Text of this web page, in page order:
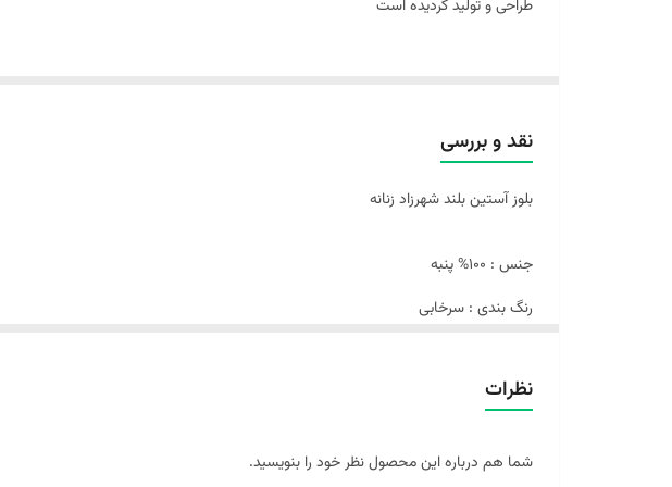
طراحی و تولید گردیده است
نقد و بررسی
بلوز آستین بلند شهرزاد زنانه
جنس : 100% پنبه
رنگ بندی : سرخابی
نظرات
شما هم درباره این محصول نظر خود را بنویسید.